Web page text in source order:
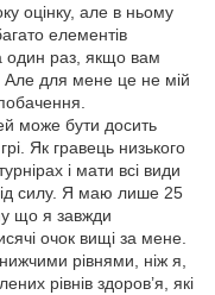
оцінку, але в ньому
елементів
один раз, якщо вам
Але для мене це не мій
може бути досить
Як гравець низького
і мати всі види
силу. Я маю лише 25
що я завжди
очок вищі за мене.
рівнями, ніж я,
рівнів здоров’я, які